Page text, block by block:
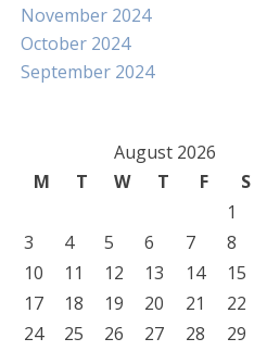
November 2024
October 2024
September 2024
August 2026
M
T W T F S
1
3
4 5 6 7 8
10
11 12 13 14 15
17
18 19 20 21 22
24
25 26 27 28 29